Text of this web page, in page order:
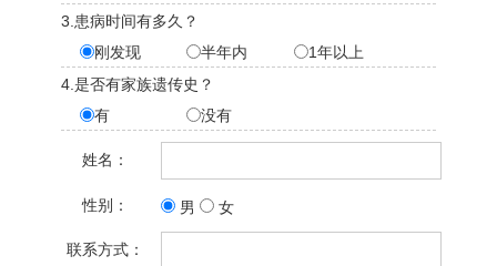
3.患病时间有多久？
刚发现
半年内
1年以上
4.是否有家族遗传史？
有
没有
姓名：
性别： 男 女
联系方式：